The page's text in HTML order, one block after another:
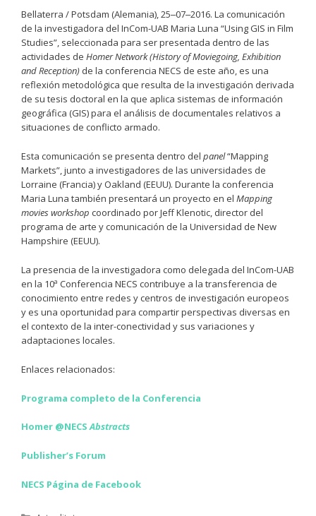
Bellaterra / Potsdam (Alemania), 25‒07‒2016. La comunicación
de la investigadora del InCom-UAB Maria Luna “Using GIS in Film
Studies”, seleccionada para ser presentada dentro de las
actividades de Homer Network (History of Moviegoing, Exhibition
and Reception) de la conferencia NECS de este año, es una
reflexión metodológica que resulta de la investigación derivada
de su tesis doctoral en la que aplica sistemas de información
geográfica (GIS) para el análisis de documentales relativos a
situaciones de conflicto armado.
Esta comunicación se presenta dentro del panel“Mapping
Markets”, junto a investigadores de las universidades de
Lorraine (Francia) y Oakland (EEUU). Durante la conferencia
Maria Luna también presentará un proyecto en el Mapping
movies workshop coordinado por Jeff Klenotic, director del
programa de arte y comunicación de la Universidad de New
Hampshire (EEUU).
La presencia de la investigadora como delegada del InCom-UAB
en la 10ª Conferencia NECS contribuye a la transferencia de
conocimiento entre redes y centros de investigación europeos
y es una oportunidad para compartir perspectivas diversas en
el contexto de la inter-conectividad y sus variaciones y
adaptaciones locales.
Enlaces relacionados:
Programa completo de la Conferencia
Homer @NECSAbstracts
Publisher’s Forum
NECS Página de Facebook